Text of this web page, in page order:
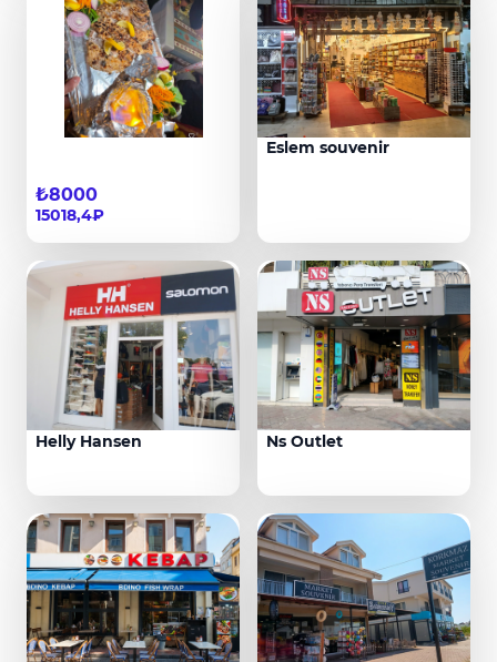
₺8000
15018,4₽
Eslem souvenir
Helly Hansen Ns Outlet